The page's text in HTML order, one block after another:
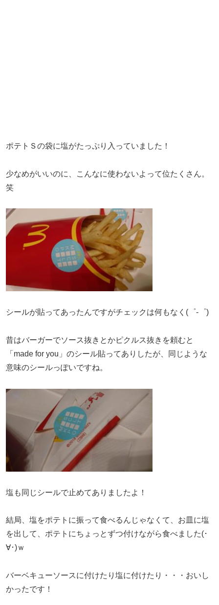
ポテトＳの袋に塩がたっぷり入っていました！
少なめがいいのに、こんなに使わないよって位たくさん。
笑
シールが貼ってあったんですがチェックは何もなく(゜-゜)
昔はバーガーでソース抜きとかピクルス抜きを頼むと
「made for you」のシール貼ってありしたが、同じような
意味のシールっぽいですね。
塩も同じシールで止めてありましたよ！
結局、塩をポテトに振って食べるんじゃなくて、お皿に塩
を出して、ポテトにちょっとずつ付けながら食べました(･
∀･)ｗ
バーベキューソースに付けたり塩に付けたり・・・おいし
かったです！